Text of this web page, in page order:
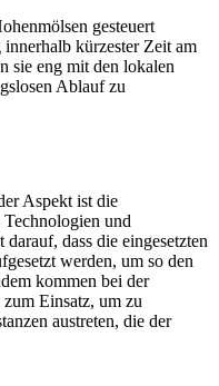
gesteuert
kürzester Zeit am
sie eng mit den lokalen
Ablauf zu
Aspekt ist die
und
dass die eingesetzten
werden, um so den
kommen bei der
Einsatz, um zu
austreten, die der